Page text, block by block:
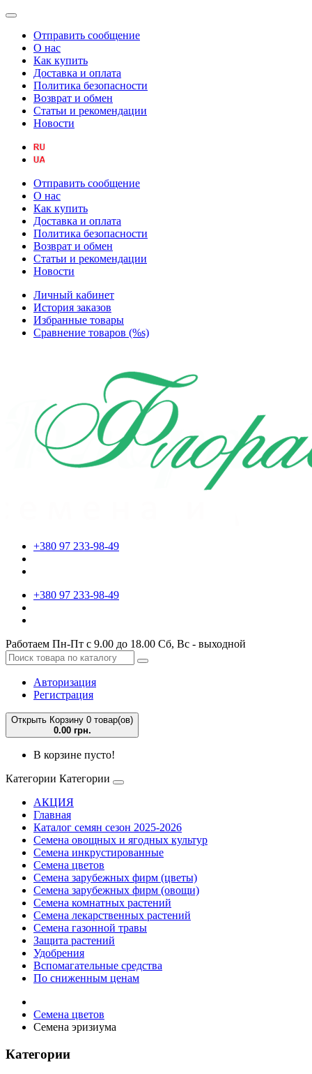
Отправить сообщение
О нас
Как купить
Доставка и оплата
Политика безопасности
Возврат и обмен
Статьи и рекомендации
Новости
Отправить сообщение
О нас
Как купить
Доставка и оплата
Политика безопасности
Возврат и обмен
Статьи и рекомендации
Новости
Личный кабинет
История заказов
Избранные товары
Сравнение товаров (%s)
+380 97 233-98-49
+380 97 233-98-49
Работаем Пн-Пт с 9.00 до 18.00 Сб, Вс - выходной
Авторизация
Регистрация
Открыть Корзину 0 товар(ов)
0.00 грн.
В корзине пусто!
Категории Категории
АКЦИЯ
Главная
Каталог семян сезон 2025-2026
Семена овощных и ягодных культур
Семена инкрустированные
Семена цветов
Семена зарубежных фирм (цветы)
Семена зарубежных фирм (овощи)
Семена комнатных растений
Семена лекарственных растений
Семена газонной травы
Защита растений
Удобрения
Вспомагательные средства
По сниженным ценам
Семена цветов
Семена эризиума
Категории